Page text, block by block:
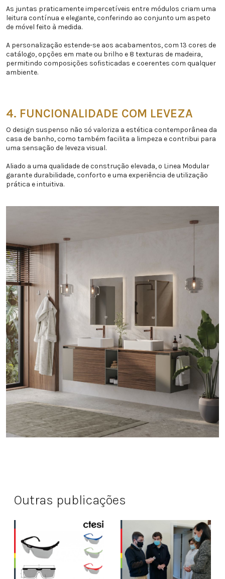
As juntas praticamente impercetíveis entre módulos criam uma
leitura contínua e elegante, conferindo ao conjunto um aspeto
de móvel feito à medida.
A personalização estende-se aos acabamentos, com 13 cores de
catálogo, opções em mate ou brilho e 8 texturas de madeira,
permitindo composições sofisticadas e coerentes com qualquer
ambiente.
4. FUNCIONALIDADE COM LEVEZA
O design suspenso não só valoriza a estética contemporânea da
casa de banho, como também facilita a limpeza e contribui para
uma sensação de leveza visual.
Aliado a uma qualidade de construção elevada, o Linea Modular
garante durabilidade, conforto e uma experiência de utilização
prática e intuitiva.
Outras publicações